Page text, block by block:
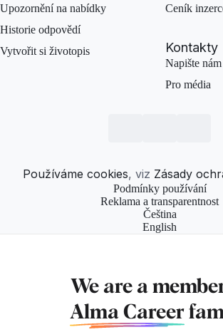
Upozornění na nabídky
Historie odpovědí
Vytvořit si životopis
Ceník
Kontakty
Napište nám
Pro média
Používáme cookies, viz Zásady
Podmínky používání
Reklama a transparentnost
Čeština
English
We are a
Alma Career